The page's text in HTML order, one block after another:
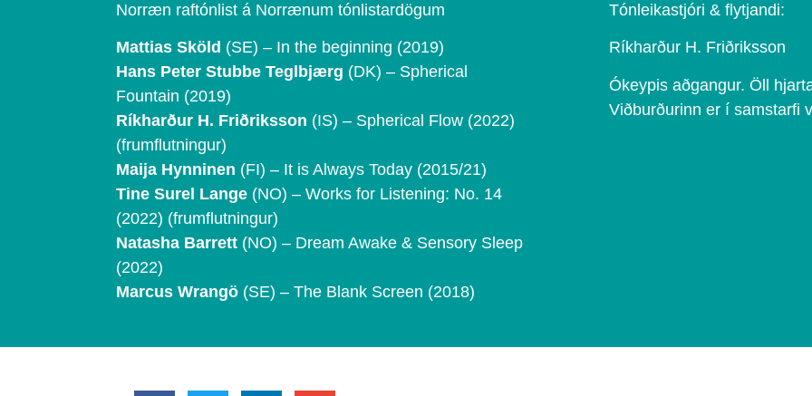
Norræn raftónlist á Norrænum tónlistardögum
Mattias Sköld (SE) – In the beginning (2019)
Hans Peter Stubbe Teglbjærg (DK) – Spherical
Fountain (2019)
Ríkharður H. Friðriksson (IS) – Spherical Flow (2022)
(frumflutningur)
Maija Hynninen (FI) – It is Always Today (2015/21)
Tine Surel Lange (NO) – Works for Listening: No. 14
(2022) (frumflutningur)
Natasha Barrett (NO) – Dream Awake & Sensory Sleep
(2022)
Marcus Wrangö (SE) – The Blank Screen (2018)
Tónleikastjóri & flytjandi:
Ríkharður H. Friðriksson
Ókeypis aðgangur. Öll
Viðburðurinn er í samstarfi